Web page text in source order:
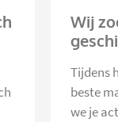
Wij
Tijdens
beste
we je